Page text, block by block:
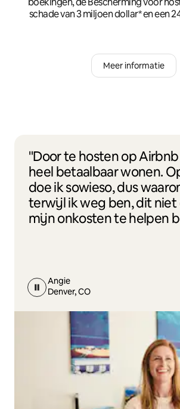
schade van 3 miljoen dollar* en een
Meer informatie
"Door te hosten op
heel betaalbaar wonen.
doe ik sowieso, dus
terwijl ik weg ben, dit niet
mijn onkosten te helpen
Angie
Denver, CO